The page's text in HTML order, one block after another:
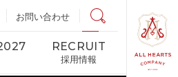
お問い合わせ
RECRUIT
採用情報